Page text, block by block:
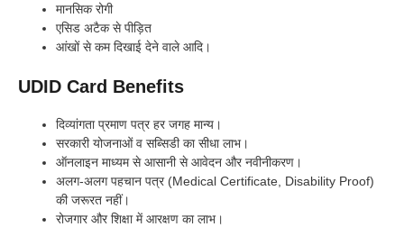
मानसिक रोगी
एसिड अटैक से पीड़ित
आंखों से कम दिखाई देने वाले आदि।
UDID Card Benefits
दिव्यांगता प्रमाण पत्र हर जगह मान्य।
सरकारी योजनाओं व सब्सिडी का सीधा लाभ।
ऑनलाइन माध्यम से आसानी से आवेदन और नवीनीकरण।
अलग-अलग पहचान पत्र (Medical Certificate, Disability Proof)
की जरूरत नहीं।
रोजगार और शिक्षा में आरक्षण का लाभ।